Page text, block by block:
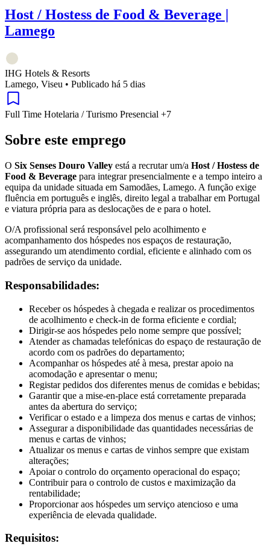
Host / Hostess de Food & Beverage |
Lamego
IHG Hotels & Resorts
Lamego, Viseu • Publicado há 5 dias
Full Time Hotelaria / Turismo Presencial +7
Sobre este emprego
O Six Senses Douro Valley está a recrutar um/a Host / Hostess de
Food & Beverage para integrar presencialmente e a tempo inteiro a
equipa da unidade situada em Samodães, Lamego. A função exige
fluência em português e inglês, direito legal a trabalhar em Portugal
e viatura própria para as deslocações de e para o hotel.
O/A profissional será responsável pelo acolhimento e
acompanhamento dos hóspedes nos espaços de restauração,
assegurando um atendimento cordial, eficiente e alinhado com os
padrões de serviço da unidade.
Responsabilidades:
Receber os hóspedes à chegada e realizar os procedimentos
de acolhimento e check-in de forma eficiente e cordial;
Dirigir-se aos hóspedes pelo nome sempre que possível;
Atender as chamadas telefónicas do espaço de restauração de
acordo com os padrões do departamento;
Acompanhar os hóspedes até à mesa, prestar apoio na
acomodação e apresentar o menu;
Registar pedidos dos diferentes menus de comidas e bebidas;
Garantir que a mise-en-place está corretamente preparada
antes da abertura do serviço;
Verificar o estado e a limpeza dos menus e cartas de vinhos;
Assegurar a disponibilidade das quantidades necessárias de
menus e cartas de vinhos;
Atualizar os menus e cartas de vinhos sempre que existam
alterações;
Apoiar o controlo do orçamento operacional do espaço;
Contribuir para o controlo de custos e maximização da
rentabilidade;
Proporcionar aos hóspedes um serviço atencioso e uma
experiência de elevada qualidade.
Requisitos: